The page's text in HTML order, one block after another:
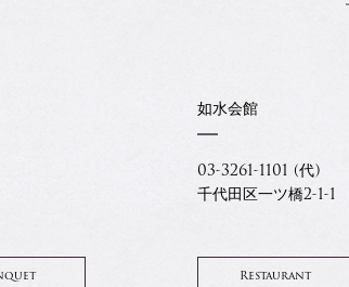
如水会館
03-3261-1101 (代)
千代田区一ツ橋2-1-1
Restaurant